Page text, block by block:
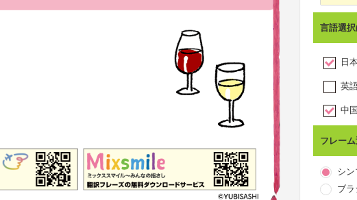
wine
言語選択
日
英
中
中
韓
タ
フレー
シン
ブラ